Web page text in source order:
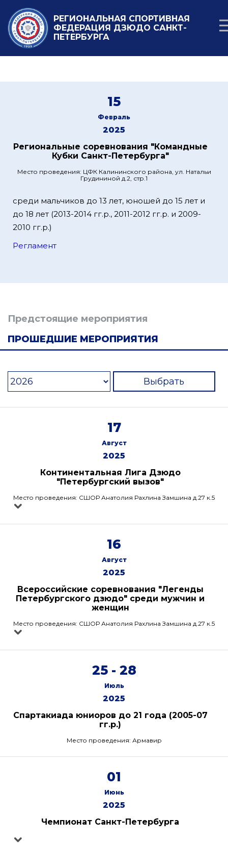
РЕГИОНАЛЬНАЯ СПОРТИВНАЯ
ФЕДЕРАЦИЯ ДЗЮДО САНКТ-
ПЕТЕРБУРГА
15
Февраль
2025
Региональные соревнования "Командные
Кубки Санкт-Петербурга"
Место проведения: ЦФК Калининского района, ул. Натальи
Грудининой д.2, стр.1
среди мальчиков до 13 лет, юношей до 15 лет и
до 18 лет (2013-2014 гг.р., 2011-2012 гг.р. и 2009-
2010 гг.р.)
Регламент
Предстоящие мероприятия
ПРОШЕДШИЕ МЕРОПРИЯТИЯ
Выбрать
17
Август
2025
Континентальная Лига Дзюдо
"Петербургский вызов"
Место проведения: СШОР Анатолия Рахлина Замшина д.27 к.5
16
Август
2025
Всероссийские соревнования "Легенды
Петербургского дзюдо" среди мужчин и
женщин
Место проведения: СШОР Анатолия Рахлина Замшина д.27 к.5
25 - 28
Июль
2025
Спартакиада юниоров до 21 года (2005-07
гг.р.)
Место проведения: Армавир
01
Июнь
2025
Чемпионат Санкт-Петербурга